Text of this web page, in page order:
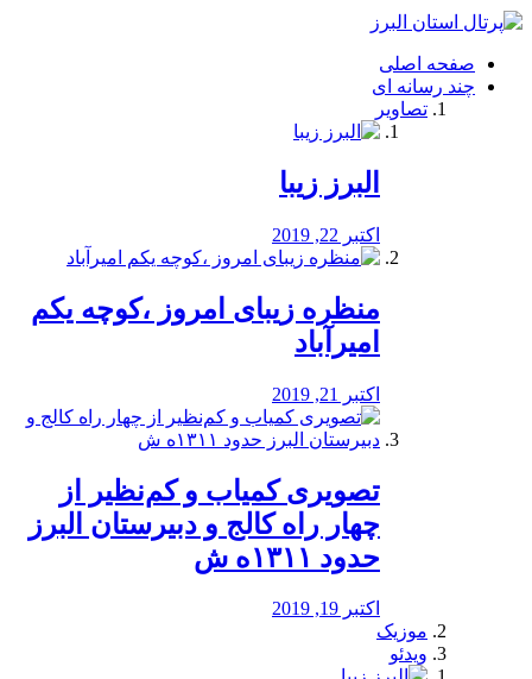
فصد
شرق
تهران
خشکشویی
صفحه اصلی
چند رسانه ای
تصاویر
البرز زیبا
اکتبر 22, 2019
منظره‌‌ زیبای امروز ،کوچه یکم
امیرآباد
اکتبر 21, 2019
️تصویری کمیاب و کم‌نظیر از
چهار راه كالج و دبيرستان البرز
حدود ۱۳۱۱ه ش
اکتبر 19, 2019
موزیک
ویدئو